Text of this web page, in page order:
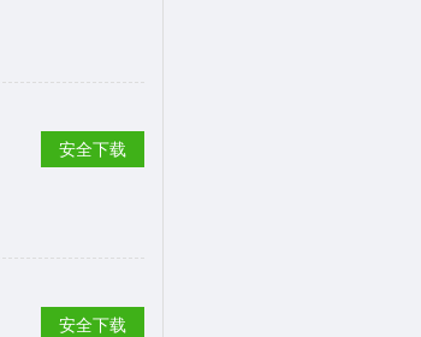
安全下载
安全下载